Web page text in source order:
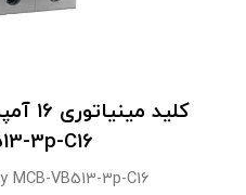
کلید
3p-C16
MCB-VB513-3p-C16